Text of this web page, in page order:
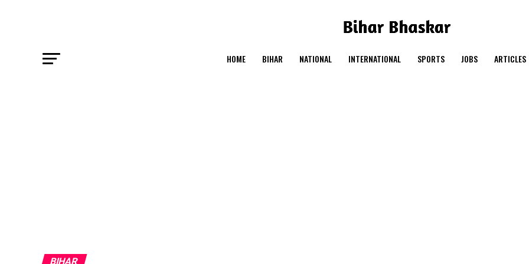
HOME BIHAR NATIONAL INTERNATIONAL SPORTS JOBS ARTICLES
BIHAR